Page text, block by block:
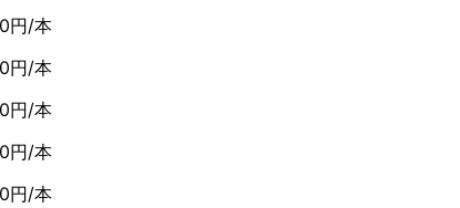
。 一度
円/本
円/本
円/本
円/本
円/本